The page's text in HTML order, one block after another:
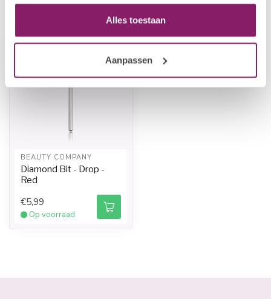
Alles toestaan
Aanpassen
BEAUTY COMPANY
Diamond Bit - Drop -
Red
€5,99
Op voorraad